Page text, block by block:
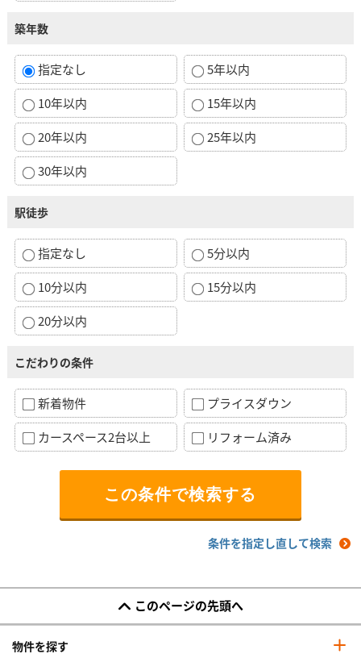
築年数
指定なし
5年以内
10年以内
15年以内
20年以内
25年以内
30年以内
駅徒歩
指定なし
5分以内
10分以内
15分以内
20分以内
こだわりの条件
新着物件
プライスダウン
カースペース2台以上
リフォーム済み
条件を指定し直して検索
このページの先頭へ
物件を探す